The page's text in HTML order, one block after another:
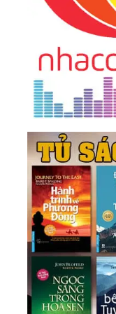
561.Để Thành
Nói Thật,
601.Bửu Tạng
621.
Những
641.Nhạc Cổ
681.Bạn Là
701.Cho Đi Là
721.Dành Cho
Gục Ngã Pdf
741.Gõ Cửa
Làm Giàu Cuộc
761.Khôn
781.Nghệ Thuật